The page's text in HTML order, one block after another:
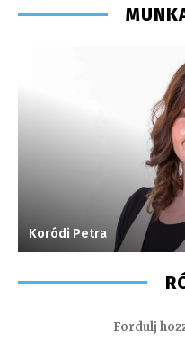
Koródi Petra
Fordulj